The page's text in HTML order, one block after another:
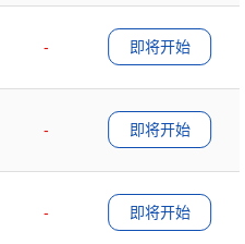
-
即将开始
-
即将开始
-
即将开始